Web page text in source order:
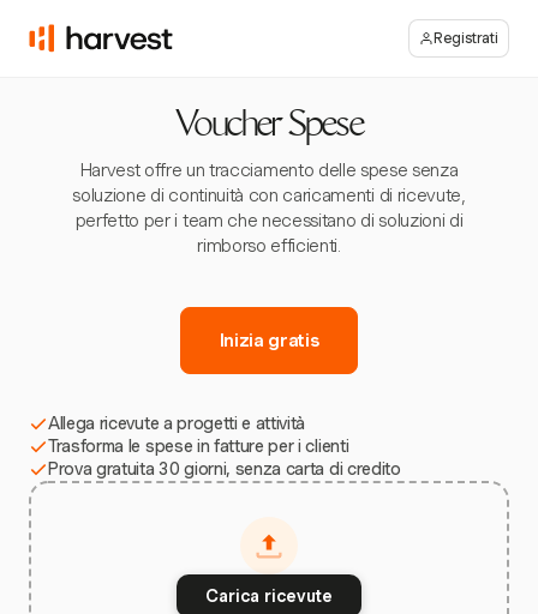
Registrati
Voucher Spese
Harvest offre un tracciamento delle spese senza
soluzione di continuità con caricamenti di ricevute,
perfetto per i team che necessitano di soluzioni di
rimborso efficienti.
Inizia gratis
Allega ricevute a progetti e attività
Trasforma le spese in fatture per i clienti
Prova gratuita 30 giorni, senza carta di credito
Carica ricevute